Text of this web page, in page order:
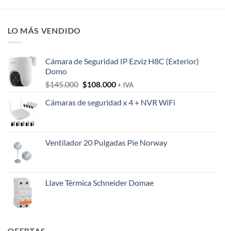
LO MÁS VENDIDO
Cámara de Seguridad IP Ezviz H8C (Exterior)
Domo
$145.000 El
original
$108.000El
actual
+ IVA
Cámaras de seguridad x 4 + NVR WiFi
Ventilador 20 Pulgadas Pie Norway
Llave Térmica Schneider Domae